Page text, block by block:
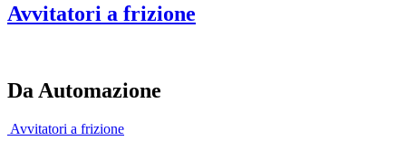
Avvitatori a frizione
Da Automazione
Avvitatori a frizione